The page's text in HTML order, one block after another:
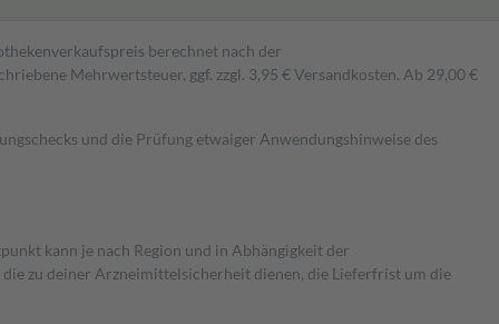
berechnet nach der
Mehrwertsteuer, ggf. zzgl. 3,95 € Versandkosten. Ab 29,00 €
und die Prüfung etwaiger Anwendungshinweise des
kann je nach Region und in Abhängigkeit der
zu deiner Arzneimittelsicherheit dienen, die Lieferfrist um die